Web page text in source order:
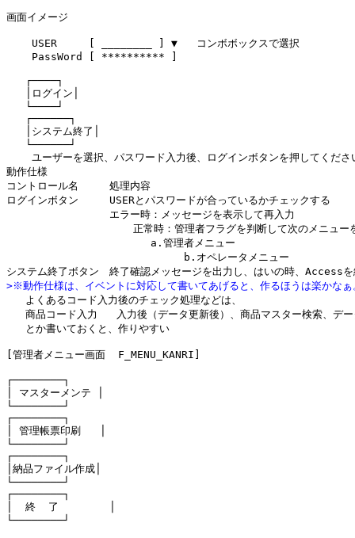
画面イメージ
    USER     [ ________ ] ▼   コンボボックスで選択
    PassWord [ ********** ]
   ┌────┐
   │ログイン│
   └────┘
   ┌──────┐
   │システム終了│
   └──────┘
ユーザーを選択、パスワード入力後、ログインボタンを押してくださ
動作仕様
コントロール名　　　処理内容
ログインボタン　　　USERとパスワードが合っているかチェックする
エラー時：メッセージを表示して再入力
正常時：管理者フラグを判断して次のメニュー
a.管理者メニュー
                            b.オペレータメニュー
>※動作仕様は、イベントに対応して書いてあげると、作るほうは楽かなぁ
よくあるコード入力後のチェック処理などは、
商品コード入力   入力後（データ更新後）、商品マスター検索、デ
   とか書いておくと、作りやすい
[管理者メニュー画面  F_MENU_KANRI]
┌────────┐
│ マスターメンテ │
└────────┘
┌────────┐
│ 管理帳票印刷   │
└────────┘
┌────────┐
│納品ファイル作成│
└────────┘
┌────────┐
│  終  了        │
└────────┘